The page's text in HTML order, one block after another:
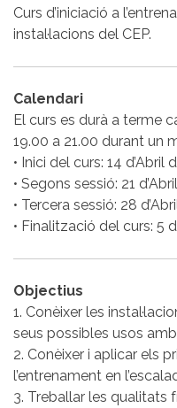
Curs d’iniciació a
instal·lacions del CEP.
Calendari
El curs es durà a terme
19.00 a 21.00 durant un
• Inici del curs: 14 d’Abril
• Segons sessió: 21
• Tercera sessió: 28
• Finalització del curs: 5
Objectius
1. Conèixer les
seus possibles usos
2. Conèixer i aplicar els
l’entrenament en
3. Treballar les qualitats